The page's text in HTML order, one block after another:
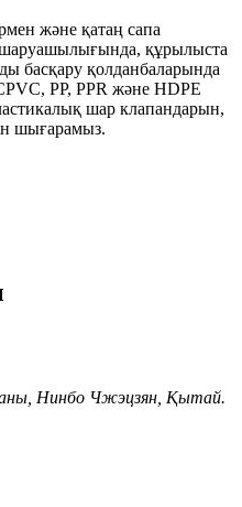
және қатаң сапа
шаруашылығында, құрылыста
басқару қолданбаларында
PP, PPR және HDPE
шар клапандарын,
шығарамыз.
Нинбо Чжэцзян, Қытай.